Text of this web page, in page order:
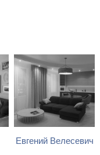
Евгений Велесевич